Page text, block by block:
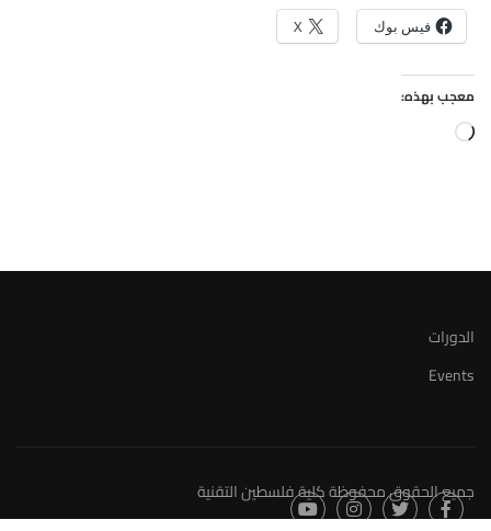
فيس بوك X
معجب بهذه:
جاري
الدورات
Events
جميع الحقوق محفوظة كلية فلسطين التقنية